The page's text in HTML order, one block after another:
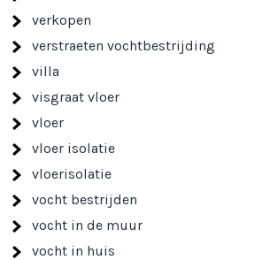
verkopen
verstraeten vochtbestrijding
villa
visgraat vloer
vloer
vloer isolatie
vloerisolatie
vocht bestrijden
vocht in de muur
vocht in huis